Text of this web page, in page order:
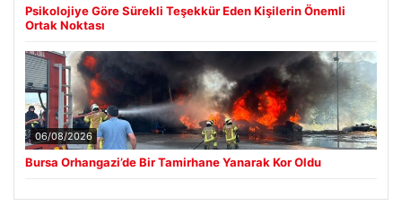
Psikolojiye Göre Sürekli Teşekkür Eden Kişilerin Önemli
Ortak Noktası
06/08/2026
Bursa Orhangazi’de Bir Tamirhane Yanarak Kor Oldu